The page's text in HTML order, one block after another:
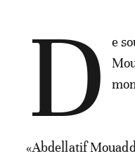
D
e
«Abdellatif